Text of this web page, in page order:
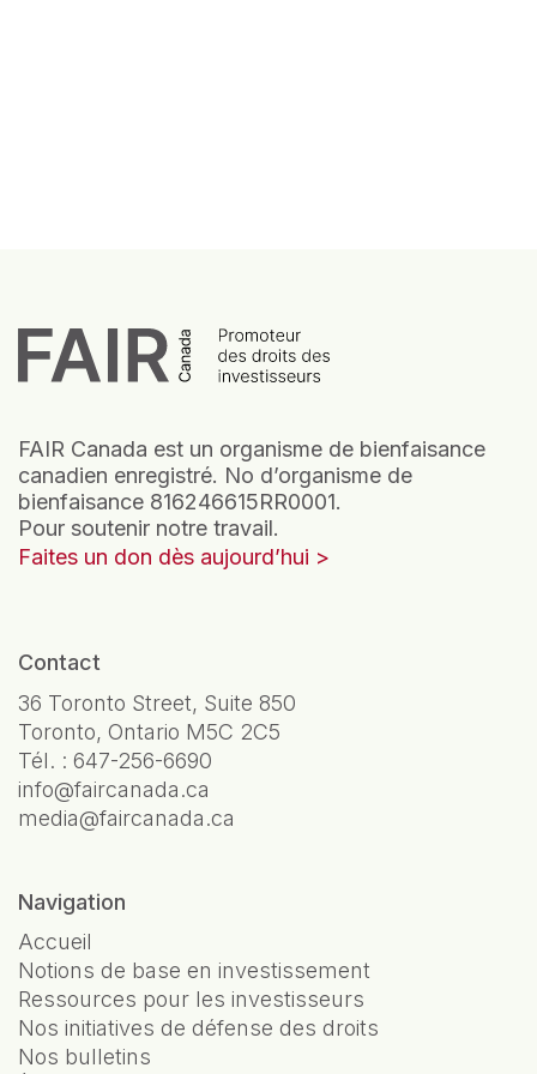
FAIR Canada est un organisme de bienfaisance
canadien enregistré. No d’organisme de
bienfaisance 816246615RR0001.
Pour soutenir notre travail.
Faites un don dès aujourd’hui
Contact
36 Toronto Street, Suite 850
Toronto, Ontario M5C 2C5
Tél. : 647-256-6690
info@faircanada.ca
media@faircanada.ca
Navigation
Accueil
Notions de base en investissement
Ressources pour les investisseurs
Nos initiatives de défense des droits
Nos bulletins